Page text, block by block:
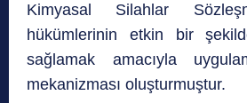
Kimyasal Silahlar
hükümlerinin etkin bir
sağlamak amacıyla
mekanizması oluşturmuştur.